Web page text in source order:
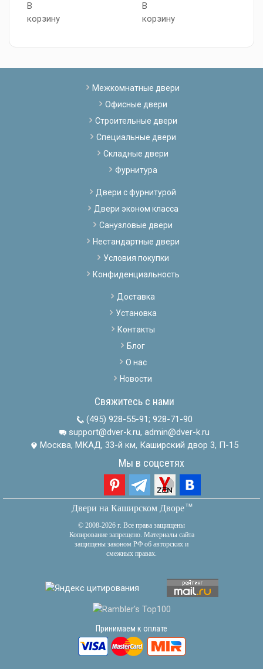
В
корзину
В
корзину
Межкомнатные двери
Офисные двери
Строительные двери
Специальные двери
Складные двери
Фурнитура
Двери с фурнитурой
Двери эконом класса
Санузловые двери
Нестандартные двери
Условия покупки
Конфиденциальность
Доставка
Установка
Контакты
Блог
О нас
Новости
Свяжитесь с нами
(495) 928-55-91; 928-71-90
support@dver-k.ru, admin@dver-k.ru
Москва, МКАД, 33-й км, Каширский двор 3, П-15
Мы в соцсетях
Двери на Каширском Дворетм
© 2008-2026 г. Все права защищены
Копирование запрещено. Материалы сайта
защищены законом РФ об авторских и
смежных правах.
Принимаем к оплате